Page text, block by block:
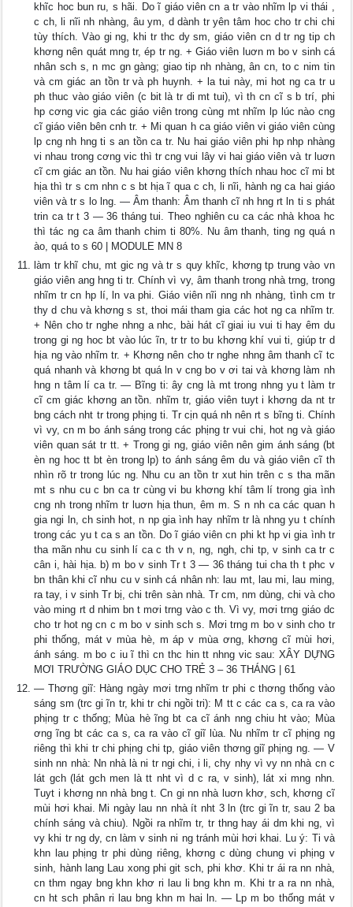
khĩc hoc bun ru, s hãi. Do ĩ giáo viên cn a tr vào nhĩm lp vi thái ,
c ch, li nĩi nh nhàng, âu ym, d dành tr yên tâm hoc cho tr chi chi
tùy thích. Vào gi ng, khi tr thc dy sm, giáo viên cn d tr ng tip ch
khơng nên quát mng tr, ép tr ng. + Giáo viên luơn m bo v sinh cá
nhân sch s, n mc gn gàng; giao tip nh nhàng, ân cn, to c nim tin
và cm giác an tồn tr và ph huynh. + la tui này, mi hot ng ca tr u
ph thuc vào giáo viên (c bit là tr di mt tui), vì th cn cĩ s b trí, phi
hp cơng vic gia các giáo viên trong cùng mt nhĩm lp lúc nào cng
cĩ giáo viên bên cnh tr. + Mi quan h ca giáo viên vi giáo viên cùng
lp cng nh hng ti s an tồn ca tr. Nu hai giáo viên phi hp nhp nhàng
vi nhau trong cơng vic thì tr cng vui lây vi hai giáo viên và tr luơn
cĩ cm giác an tồn. Nu hai giáo viên khơng thích nhau hoc cĩ mi bt
hịa thì tr s cm nhn c s bt hịa ĩ qua c ch, li nĩi, hành ng ca hai giáo
viên và tr s lo lng. — Âm thanh: Âm thanh cĩ nh hng rt ln ti s phát
trin ca tr t 3 — 36 tháng tui. Theo nghiên cu ca các nhà khoa hc
thì tác ng ca âm thanh chim ti 80%. Nu âm thanh, ting ng quá n
ào, quá to s 60 | MODULE MN 8
làm tr khĩ chu, mt gic ng và tr s quy khĩc, khơng tp trung vào vn
giáo viên ang hng ti tr. Chính vì vy, âm thanh trong nhà trng, trong
nhĩm tr cn hp lí, ln va phi. Giáo viên nĩi nng nh nhàng, tình cm tr
thy d chu và khơng s st, thoi mái tham gia các hot ng ca nhĩm tr.
+ Nên cho tr nghe nhng a nhc, bài hát cĩ giai iu vui ti hay êm du
trong gi ng hoc bt vào lúc ĩn, tr tr to bu khơng khí vui ti, giúp tr d
hịa ng vào nhĩm tr. + Khơng nên cho tr nghe nhng âm thanh cĩ tc
quá nhanh và khơng bt quá ln v cng bo v ơi tai và khơng làm nh
hng n tâm lí ca tr. — Bĩng ti: ây cng là mt trong nhng yu t làm tr
cĩ cm giác khơng an tồn. nhĩm tr, giáo viên tuyt i khơng da nt tr
bng cách nht tr trong phịng ti. Tr cịn quá nh nên rt s bĩng ti. Chính
vì vy, cn m bo ánh sáng trong các phịng tr vui chi, hot ng và giáo
viên quan sát tr tt. + Trong gi ng, giáo viên nên gim ánh sáng (bt
èn ng hoc tt bt èn trong lp) to ánh sáng êm du và giáo viên cĩ th
nhìn rõ tr trong lúc ng. Nhu cu an tồn tr xut hin trên c s tha mãn
mt s nhu cu c bn ca tr cùng vi bu khơng khí tâm lí trong gia ình
cng nh trong nhĩm tr luơn hịa thun, êm m. S n nh ca các quan h
gia ngi ln, ch sinh hot, n np gia ình hay nhĩm tr là nhng yu t chính
trong các yu t ca s an tồn. Do ĩ giáo viên cn phi kt hp vi gia ình tr
tha mãn nhu cu sinh lí ca c th v n, ng, ngh, chi tp, v sinh ca tr c
cân i, hài hịa. b) m bo v sinh Tr t 3 — 36 tháng tui cha th t phc v
bn thân khi cĩ nhu cu v sinh cá nhân nh: lau mt, lau mi, lau ming,
ra tay, i v sinh Tr bị, chi trên sàn nhà. Tr cm, nm dùng, chi và cho
vào ming rt d nhim bn t mơi trng vào c th. Vì vy, mơi trng giáo dc
cho tr hot ng cn c m bo v sinh sch s. Mơi trng m bo v sinh cho tr
phi thống, mát v mùa hè, m áp v mùa ơng, khơng cĩ mùi hơi,
ánh sáng. m bo c iu ĩ thì cn thc hin tt nhng vic sau: XÂY DỰNG
MƠI TRƯỜNG GIÁO DỤC CHO TRẺ 3 – 36 THÁNG | 61
— Thơng giĩ: Hàng ngày mơi trng nhĩm tr phi c thơng thống vào
sáng sm (trc gi ĩn tr, khi tr chi ngồi tri): M tt c các ca s, ca ra vào
phịng tr c thống; Mùa hè ĩng bt ca cĩ ánh nng chiu ht vào; Mùa
ơng ĩng bt các ca s, ca ra vào cĩ giĩ lùa. Nu nhĩm tr cĩ phịng ng
riêng thì khi tr chi phịng chi tp, giáo viên thơng giĩ phịng ng. — V
sinh nn nhà: Nn nhà là ni tr ngi chi, i li, chy nhy vì vy nn nhà cn c
lát gch (lát gch men là tt nht vì d c ra, v sinh), lát xi mng nhn.
Tuyt i khơng nn nhà bng t. Cn gi nn nhà luơn khơ, sch, khơng cĩ
mùi hơi khai. Mi ngày lau nn nhà ít nht 3 ln (trc gi ĩn tr, sau 2 ba
chính sáng và chiu). Ngồi ra nhĩm tr, tr thng hay ái dm khi ng, vì
vy khi tr ng dy, cn làm v sinh ni ng tránh mùi hơi khai. Lu ý: Ti và
khn lau phịng tr phi dùng riêng, khơng c dùng chung vi phịng v
sinh, hành lang Lau xong phi git sch, phi khơ. Khi tr ái ra nn nhà,
cn thm ngay bng khn khơ ri lau li bng khn m. Khi tr a ra nn nhà,
cn ht sch phân ri lau bng khn m hai ln. — Lp m bo thống mát v